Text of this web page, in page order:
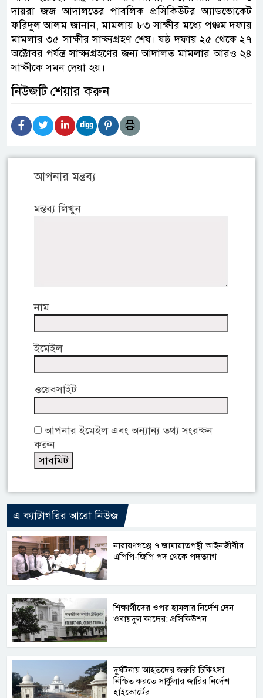
দায়রা জজ আদালতের পাবলিক প্রসিকিউটর অ্যাডভোকেট
ফরিদুল আলম জানান, মামলায় ৮৩ সাক্ষীর মধ্যে পঞ্চম দফায়
মামলার ৩৫ সাক্ষীর সাক্ষ্যগ্রহণ শেষ। ষষ্ঠ দফায় ২৫ থেকে ২৭
অক্টোবর পর্যন্ত সাক্ষ্যগ্রহণের জন্য আদালত মামলার আরও ২৪
সাক্ষীকে সমন দেয়া হয়।
নিউজটি শেয়ার করুন
আপনার মন্তব্য
মন্তব্য লিখুন
নাম
ইমেইল
ওয়েবসাইট
আপনার ইমেইল এবং অন্যান্য তথ্য সংরক্ষন
করুন
এ ক্যাটাগরির আরো নিউজ
নারায়ণগঞ্জে ৭ জামায়াতপন্থী আইনজীবীর
এপিপি-জিপি পদ থেকে পদত্যাগ
শিক্ষার্থীদের ওপর হামলার নির্দেশ দেন
ওবায়দুল কাদের: প্রসিকিউশন
দুর্ঘটনায় আহতদের জরুরি চিকিৎসা
নিশ্চিত করতে সার্কুলার জারির নির্দেশ
হাইকোর্টের